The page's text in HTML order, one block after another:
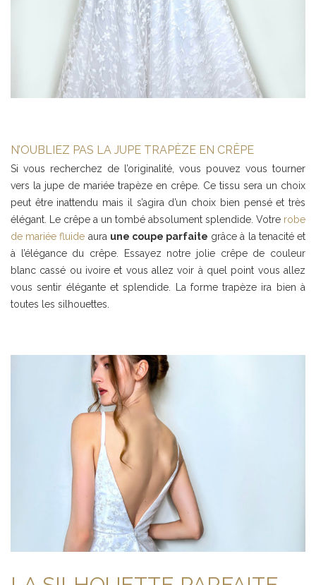
N’OUBLIEZ PAS LA JUPE TRAPÈZE EN CRÊPE
Si vous recherchez de l’originalité, vous pouvez vous tourner
vers la jupe de mariée trapèze en crêpe. Ce tissu sera un choix
peut être inattendu mais il s’agira d’un choix bien pensé et très
élégant. Le crêpe a un tombé absolument splendide. Votre robe
de mariée fluide aura une coupe parfaite grâce à la tenacité et
à l’élégance du crêpe. Essayez notre jolie crêpe de couleur
blanc cassé ou ivoire et vous allez voir à quel point vous allez
vous sentir élégante et splendide. La forme trapèze ira bien à
toutes les silhouettes.